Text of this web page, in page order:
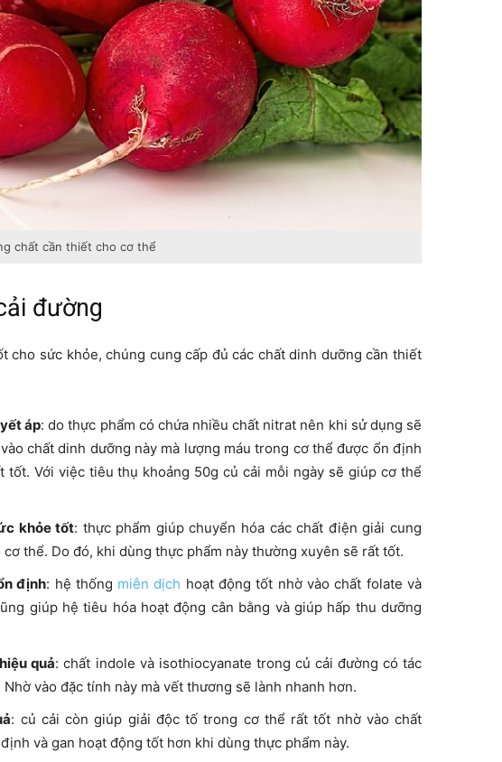
chất cần thiết cho cơ thể
đường
cho sức khỏe, chúng cung cấp đủ các chất dinh dưỡng cần thiết
áp: do thực phẩm có chứa nhiều chất nitrat nên khi sử dụng sẽ
chất dinh dưỡng này mà lượng máu trong cơ thể được ổn định
tốt. Với việc tiêu thụ khoảng 50g củ cải mỗi ngày sẽ giúp cơ thể
khỏe tốt: thực phẩm giúp chuyển hóa các chất điện giải cung
thể. Do đó, khi dùng thực phẩm này thường xuyên sẽ rất tốt.
định: hệ thống miễn dịch hoạt động tốt nhờ vào chất folate và
giúp hệ tiêu hóa hoạt động cân bằng và giúp hấp thu dưỡng
quả: chất indole và isothiocyanate trong củ cải đường có tác
vào đặc tính này mà vết thương sẽ lành nhanh hơn.
: củ cải còn giúp giải độc tố trong cơ thể rất tốt nhờ vào chất
và gan hoạt động tốt hơn khi dùng thực phẩm này.